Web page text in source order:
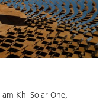
Khi Solar One,